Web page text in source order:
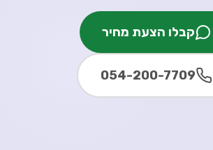
קבלו הצעת מחיר
054-200-7709